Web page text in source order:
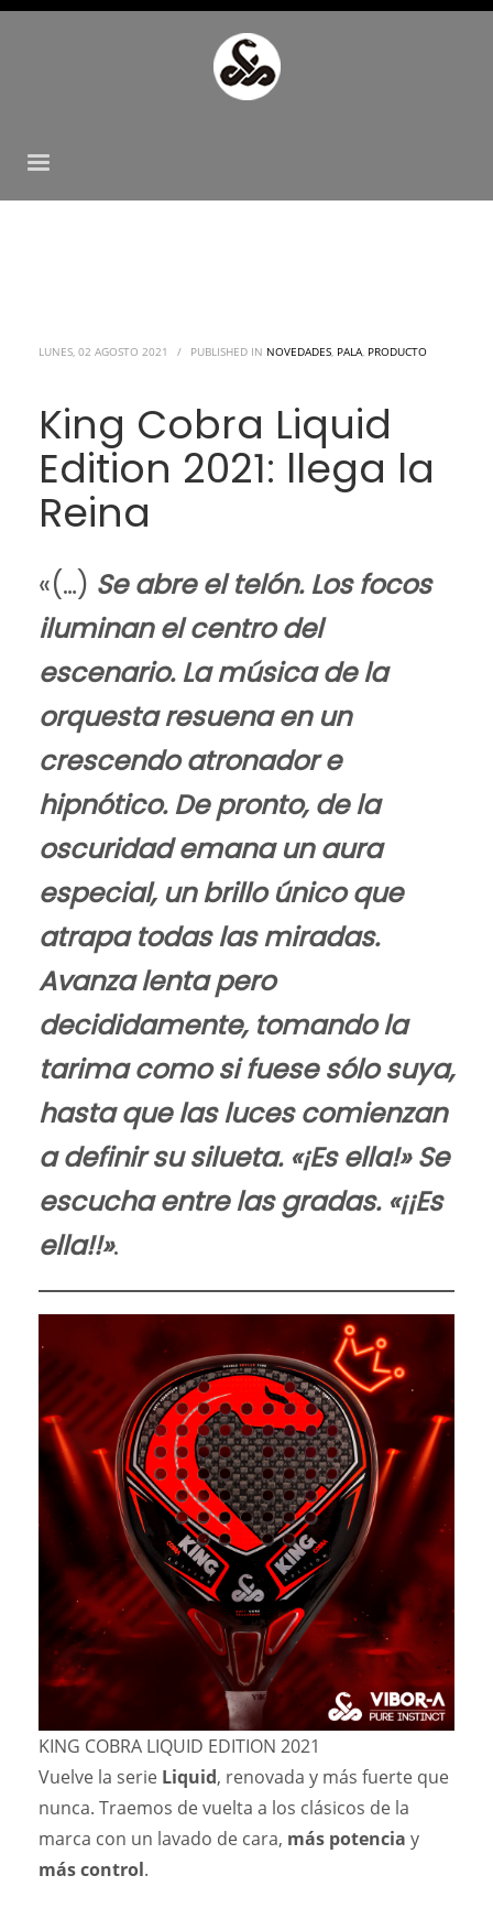
LUNES, 02 AGOSTO 2021 / PUBLISHED IN NOVEDADES PALA PRODUCTO
King Cobra Liquid
Edition 2021: llega la
Reina
«(…) Se abre el telón. Los focos
iluminan el centro del
escenario. La música de la
orquesta resuena en un
crescendo atronador e
hipnótico. De pronto, de la
oscuridad emana un aura
especial, un brillo único que
atrapa todas las miradas.
Avanza lenta pero
decididamente, tomando la
tarima como si fuese sólo suya,
hasta que las luces comienzan
a definir su silueta. «¡Es ella!» Se
escucha entre las gradas. «¡¡Es
ella!!».
KING COBRA LIQUID EDITION 2021
Vuelve la serie Liquid, renovada y más fuerte que
nunca. Traemos de vuelta a los clásicos de la
marca con un lavado de cara, más potencia y
más control.